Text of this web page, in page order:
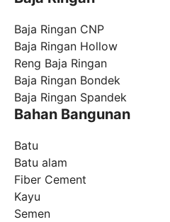
Baja Ringan CNP
Baja Ringan Hollow
Reng Baja Ringan
Baja Ringan Bondek
Baja Ringan Spandek
Bahan Bangunan
Batu
Batu alam
Fiber Cement
Kayu
Semen